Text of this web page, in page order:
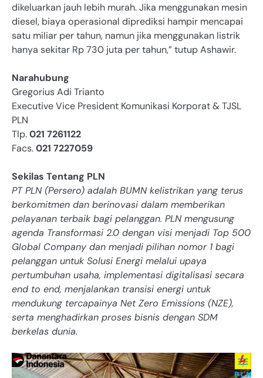
dikeluarkan jauh lebih murah. Jika menggunakan mesin
diesel, biaya operasional diprediksi hampir mencapai
satu miliar per tahun, namun jika menggunakan listrik
hanya sekitar Rp 730 juta per tahun,” tutup Ashawir.
Narahubung
Gregorius Adi Trianto
Executive Vice President Komunikasi Korporat & TJSL
PLN
Tlp.021 7261122
Facs.021 7227059
Sekilas Tentang PLN
PT PLN (Persero) adalah BUMN kelistrikan yang terus
berkomitmen dan berinovasi dalam memberikan
pelayanan terbaik bagi pelanggan. PLN mengusung
agenda Transformasi 2.0 dengan visi menjadi Top 500
Global Company dan menjadi pilihan nomor 1 bagi
pelanggan untuk Solusi Energi melalui upaya
pertumbuhan usaha, implementasi digitalisasi secara
end to end, menjalankan transisi energi untuk
mendukung tercapainya Net Zero Emissions (NZE),
serta menghadirkan proses bisnis dengan SDM
berkelas dunia.